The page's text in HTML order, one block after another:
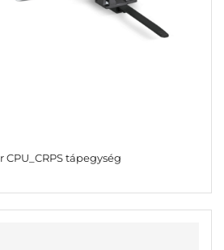
CPU_CRPS tápegység